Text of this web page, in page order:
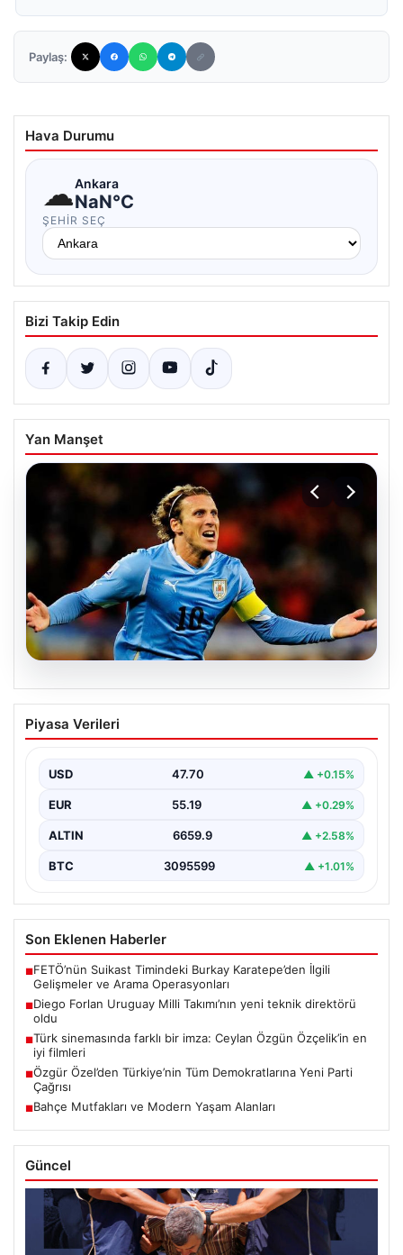
Paylaş:
Hava Durumu
☁Ankara
NaN°C
ŞEHIR SEÇ
Bizi Takip Edin
Yan Manşet
06.08.2026
Diego Forlan Uruguay Milli Takımı’nın
yeni teknik direktörü oldu
Piyasa Verileri
USD 47.70 ▲ +0.15%
EUR 55.19 ▲ +0.29%
ALTIN 6659.9 ▲ +2.58%
BTC 3095599 ▲ +1.01%
Son Eklenen Haberler
■FETÖ’nün Suikast Timindeki Burkay Karatepe’den İlgili
Gelişmeler ve Arama Operasyonları
■Diego Forlan Uruguay Milli Takımı’nın yeni teknik direktörü
oldu
■Türk sinemasında farklı bir imza: Ceylan Özgün Özçelik’in en
iyi filmleri
■Özgür Özel’den Türkiye’nin Tüm Demokratlarına Yeni Parti
Çağrısı
■Bahçe Mutfakları ve Modern Yaşam Alanları
Güncel